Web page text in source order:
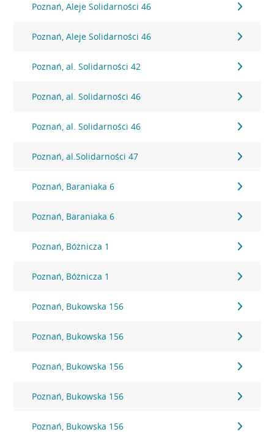
Poznań, Aleje Solidarności 46
Poznań, Aleje Solidarności 46
Poznań, al. Solidarności 42
Poznań, al. Solidarności 46
Poznań, al. Solidarności 46
Poznań, al.Solidarności 47
Poznań, Baraniaka 6
Poznań, Baraniaka 6
Poznań, Bóżnicza 1
Poznań, Bóżnicza 1
Poznań, Bukowska 156
Poznań, Bukowska 156
Poznań, Bukowska 156
Poznań, Bukowska 156
Poznań, Bukowska 156